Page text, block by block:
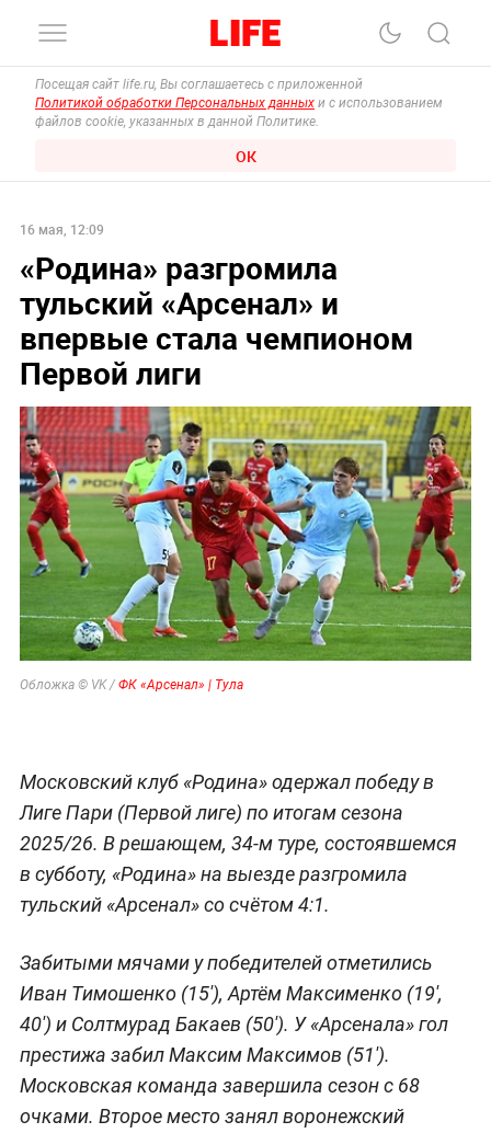
Посещая сайт life.ru, Вы соглашаетесь с приложенной
Политикой обработки Персональных данных и с использованием
файлов cookie, указанных в данной Политике.
ОК
16 мая, 12:09
«Родина» разгромила
тульский «Арсенал» и
впервые стала чемпионом
Первой лиги
Обложка © VK / ФК «Арсенал» | Тула
Московский клуб «Родина» одержал победу в
Лиге Пари (Первой лиге) по итогам сезона
2025/26. В решающем, 34-м туре, состоявшемся
в субботу, «Родина» на выезде разгромила
тульский «Арсенал» со счётом 4:1.
Забитыми мячами у победителей отметились
Иван Тимошенко (15'), Артём Максименко (19',
40') и Солтмурад Бакаев (50'). У «Арсенала» гол
престижа забил Максим Максимов (51').
Московская команда завершила сезон с 68
очками. Второе место занял воронежский